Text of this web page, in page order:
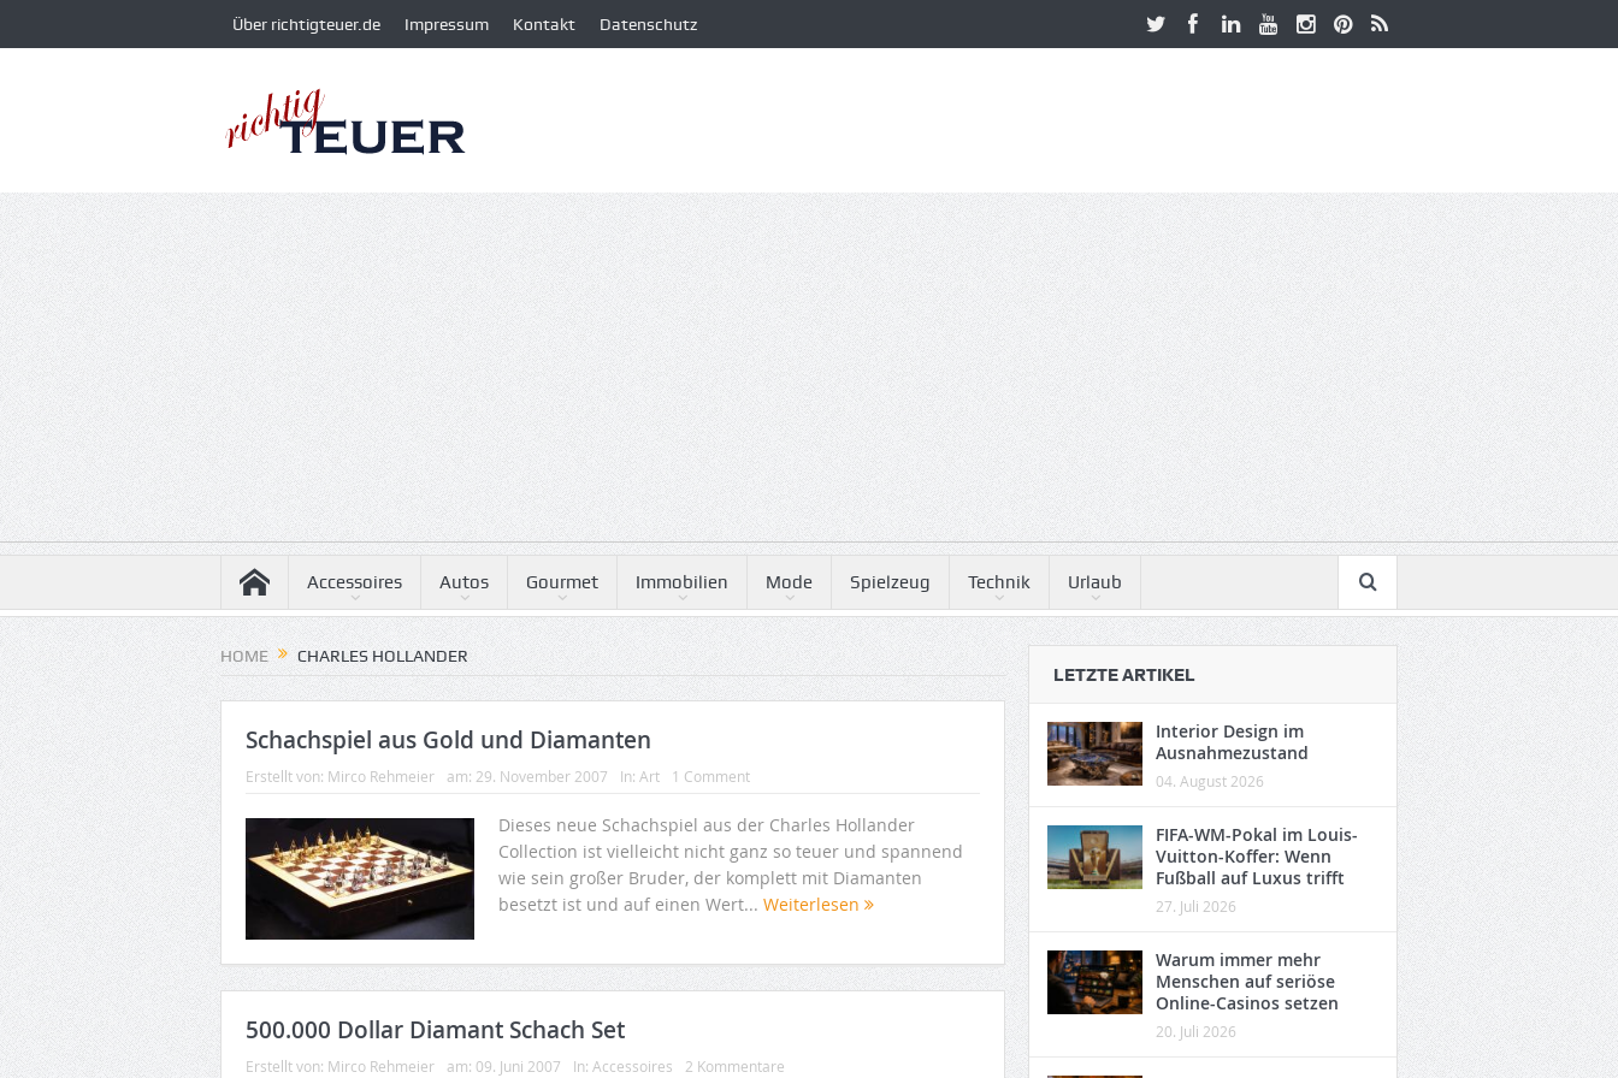
Über richtigteuer.de Impressum Kontakt Datenschutz
Accessoires Autos Gourmet Immobilien Mode Spielzeug Technik Urlaub
HOME CHARLES HOLLANDER
Schachspiel aus Gold und Diamanten
Erstellt von: Mirco Rehmeier am: 29. November 2007 In: Art 1 Comment
Dieses neue Schachspiel aus der Charles Hollander
Collection ist vielleicht nicht ganz so teuer und spannend
wie sein großer Bruder, der komplett mit Diamanten
besetzt ist und auf einen Wert... Weiterlesen
500.000 Dollar Diamant Schach Set
Erstellt von: Mirco Rehmeier am: 09. Juni 2007 In: Accessoires 2 Kommentare
LETZTE ARTIKEL
Interior Design im
Ausnahmezustand
04. August 2026
FIFA-WM-Pokal im Louis-
Vuitton-Koffer: Wenn
Fußball auf Luxus trifft
27. Juli 2026
Warum immer mehr
Menschen auf seriöse
Online-Casinos setzen
20. Juli 2026